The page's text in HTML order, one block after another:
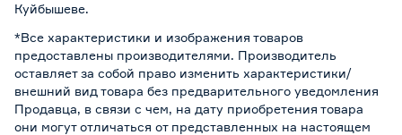
Куйбышеве.
*Все характеристики и изображения товаров
предоставлены производителями. Производитель
оставляет за собой право изменить характеристики/
внешний вид товара без предварительного уведомления
Продавца, в связи с чем, на дату приобретения товара
они могут отличаться от представленных на настоящем